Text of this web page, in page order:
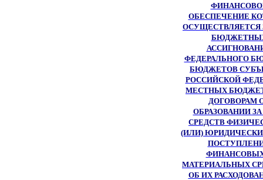
ОБЕСПЕЧЕНИЕ
ОСУЩЕСТВЛЯЕТСЯ
ФЕДЕРАЛЬНОГО
БЮДЖЕТОВ
РОССИЙСКОЙ
МЕСТНЫХ
ДОГОВОРАМ
ОБРАЗОВАНИИ
СРЕДСТВ
(ИЛИ)
МАТЕРИАЛЬНЫХ
ОБ ИХ